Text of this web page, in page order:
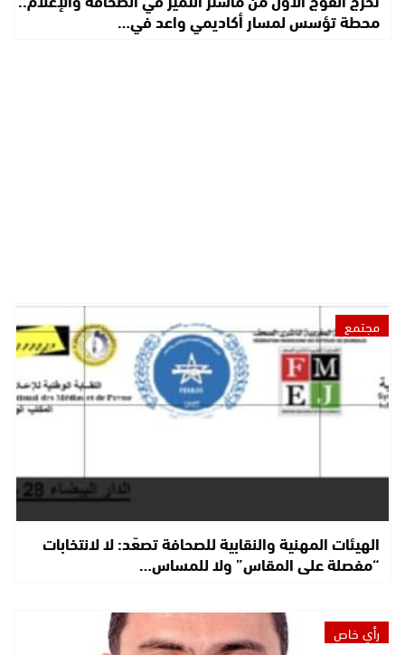
محطة تؤسس لمسار أكاديمي واعد في…
مجتمع
الهيئات المهنية والنقابية للصحافة تصعّد: لا لانتخابات
“مفصلة على المقاس” ولا للمساس…
رأي خاص